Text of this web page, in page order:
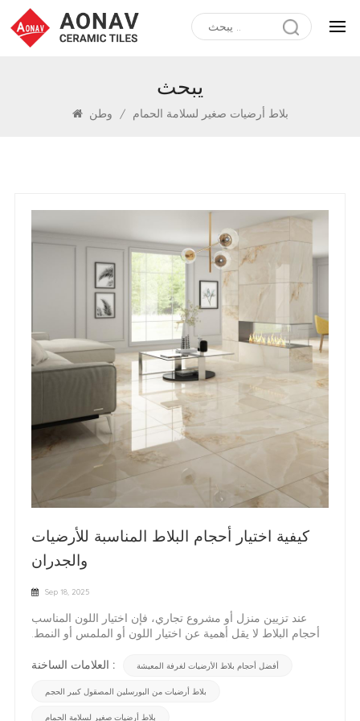
يبحث
/ بلاط أرضيات صغير لسلامة الحمام
كيفية اختيار أحجام البلاط المناسبة للأرضيات
والجدران
Sep 18, 2025
عند تزيين منزل أو مشروع تجاري، فإن اختيار اللون المناسب
أحجام البلاط لا يقل أهمية عن اختيار اللون أو الملمس أو النمط.
الغرفة بصريًا، وتحسين وظائفها، وحتى تقليل تكاليف الصيانة. مع
600×600 مم، 800×800 مم، 600×1200 مم) و أحجام بلاط
العلامات الساخنة : أفضل أحجام بلاط الأرضيات لغرفة المعيشة
بلاط أرضيات من البورسلين المصقول كبير الحجم
بلاط أرضيات صغير لسلامة الحمام